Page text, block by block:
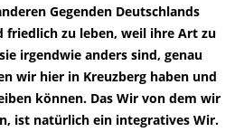
Gegenden Deutschlands
friedlich zu leben, weil ihre Art zu
irgendwie anders sind, genau
wir hier in Kreuzberg haben und
können. Das Wir von dem wir
ist natürlich ein integratives Wir.